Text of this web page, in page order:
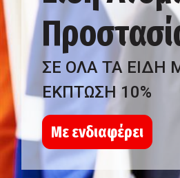
ΣΕ ΟΛΑ ΤΑ ΕΙΔΗ
ΕΚΠΤΩΣΗ 10%
Με ενδιαφέρει